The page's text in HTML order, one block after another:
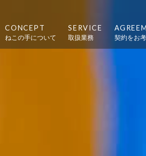
CONCEPT
ねこの手について
SERVICE
取扱業務 契約をお